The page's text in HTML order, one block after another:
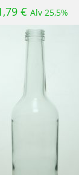
€ Alv 25,5%